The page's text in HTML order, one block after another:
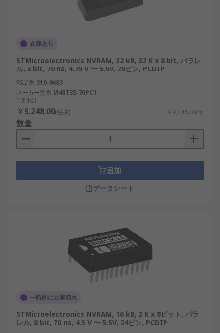
在庫あり
STMicroelectronics NVRAM, 32 kB, 32 K x 8 bit, パラレ
ル, 8 bit, 70 ns, 4.75 V 〜 5.5V, 28ピン, PCDIP
RS品番 310-9683
メーカー型番 M48T35-70PC1
1個小計：
￥9,248.00(税抜) ￥9,248.00/個
数量
追加
データシート
一時的に在庫切れ
STMicroelectronics NVRAM, 16 kB, 2 K x 8ビット, パラ
レル, 8 bit, 70 ns, 4.5 V 〜 5.5V, 24ピン, PCDIP